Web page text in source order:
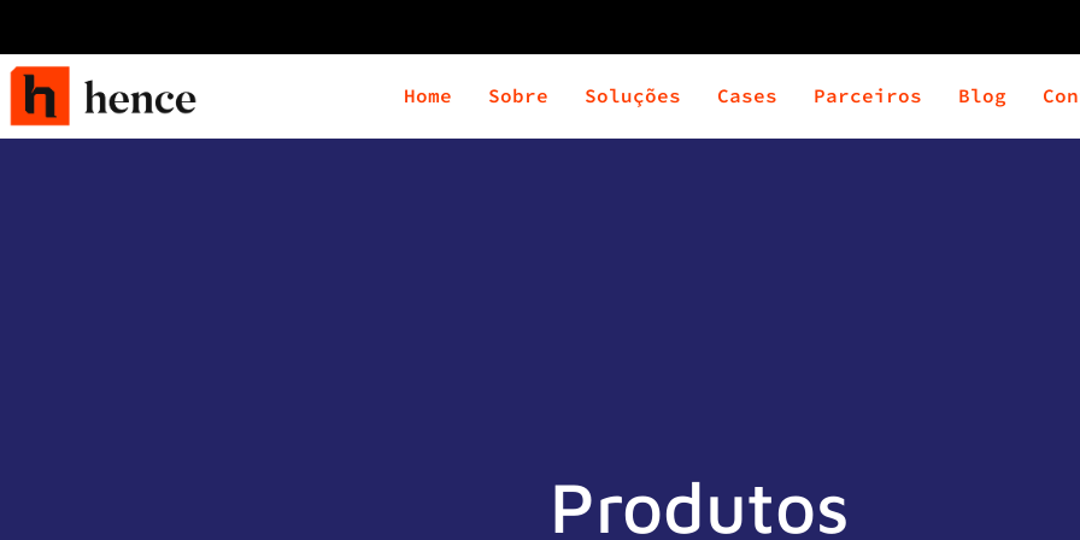
Home Sobre Soluções Cases Parceiros Blog
Produtos